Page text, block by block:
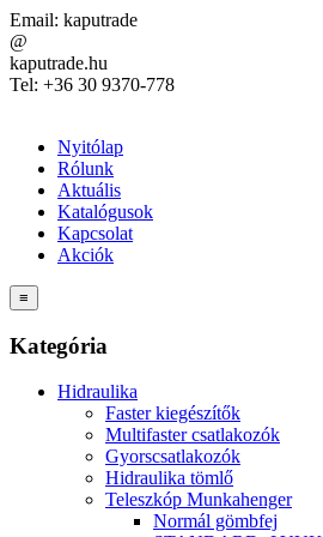
Email: kaputrade
@
kaputrade.hu
Tel: +36 30 9370-778
Nyitólap
Rólunk
Aktuális
Katalógusok
Kapcsolat
Akciók
≡
Kategória
Hidraulika
Faster kiegészítők
Multifaster csatlakozók
Gyorscsatlakozók
Hidraulika tömlő
Teleszkóp Munkahenger
Normál gömbfej